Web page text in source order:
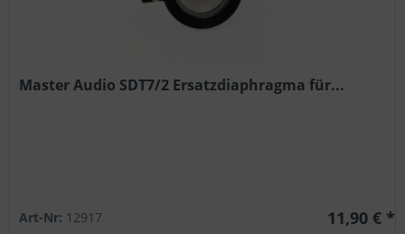
Master Audio SDT7/2 Ersatzdiaphragma für...
Art-Nr: 12917 11,90 € *